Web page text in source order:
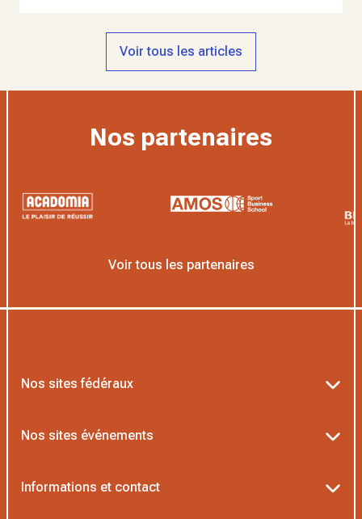
Voir tous les articles
Nos partenaires
Voir tous les partenaires
Nos sites fédéraux
Nos sites événements
Informations et contact